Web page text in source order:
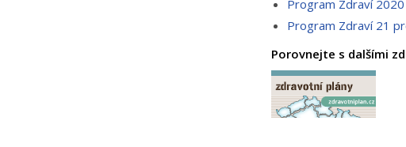
Program Zdraví
Program Zdraví 21
Porovnejte s dalšími